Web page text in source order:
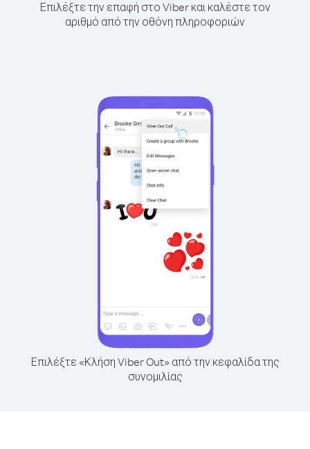
Επιλέξτε την επαφή στο Viber και καλέστε τον
αριθμό από την οθόνη πληροφοριών
Επιλέξτε «Κλήση Viber Out» από την κεφαλίδα της
συνομιλίας